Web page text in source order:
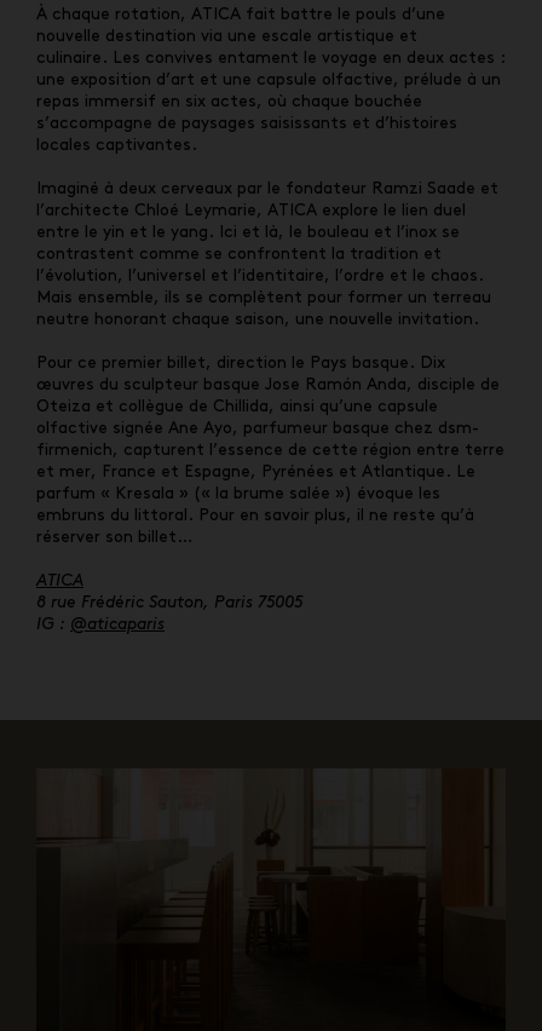
À chaque rotation, ATICA fait battre le pouls d’une
nouvelle destination via une escale artistique et
culinaire. Les convives entament le voyage en deux actes :
une exposition d’art et une capsule olfactive, prélude à un
repas immersif en six actes, où chaque bouchée
s’accompagne de paysages saisissants et d’histoires
locales captivantes.
Imaginé à deux cerveaux par le fondateur Ramzi Saade et
l’architecte Chloé Leymarie, ATICA explore le lien duel
entre le yin et le yang. Ici et là, le bouleau et l’inox se
contrastent comme se confrontent la tradition et
l’évolution, l’universel et l’identitaire, l’ordre et le chaos.
Mais ensemble, ils se complètent pour former un terreau
neutre honorant chaque saison, une nouvelle invitation.
Pour ce premier billet, direction le Pays basque. Dix
œuvres du sculpteur basque Jose Ramón Anda, disciple de
Oteiza et collègue de Chillida, ainsi qu’une capsule
olfactive signée Ane Ayo, parfumeur basque chez dsm-
firmenich, capturent l’essence de cette région entre terre
et mer, France et Espagne, Pyrénées et Atlantique. Le
parfum « Kresala » (« la brume salée ») évoque les
embruns du littoral. Pour en savoir plus, il ne reste qu’à
réserver son billet…
ATICA
8 rue Frédéric Sauton, Paris 75005
IG : @aticaparis